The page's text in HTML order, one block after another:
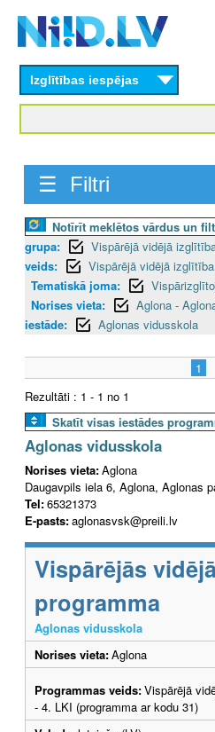
content
Izglītības iespējas
☰ Filtri
Notīrīt meklētos vārdus un
grupa:
Vispārējā vidējā
veids:
Vispārējā vidējā
Tematiskā joma:
Norises vieta:
Aglona -
iestāde:
Aglonas vidusskola
1
Rezultāti : 1 - 1 no 1
Skatīt visas iestādes
Aglonas vidusskola
Norises vieta:Aglona
Daugavpils iela 6, Aglona, Aglonas
Tel:65321373
E-pasts:aglonasvsk@preili.lv
Vispārējās
programma
Aglonas vidusskola
Norises vieta:Aglona
Programmas veids:Vispārējā
- 4. LKI (programma ar kodu 31)